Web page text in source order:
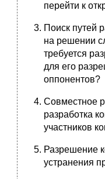
перейти к
Поиск путей
на решении
требуется
для его
оппонентов?
Совместное
разработка
участников
Разрешение
устранения